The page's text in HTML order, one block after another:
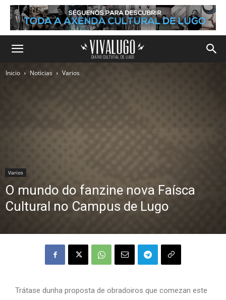
Inicio Noticias Varios
Varios
O mundo do fanzine nova Faísca
Cultural no Campus de Lugo
Trátase dunha proposta de obradoiros que comezan este